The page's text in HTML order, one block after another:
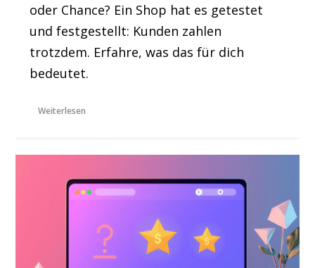
oder Chance? Ein Shop hat es getestet
und festgestellt: Kunden zahlen
trotzdem. Erfahre, was das für dich
bedeutet.
Weiterlesen